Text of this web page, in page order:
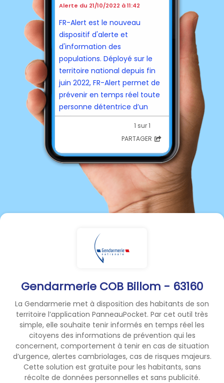
Gendarmerie COB Billom - 63160
La Gendarmerie met à disposition des habitants de son
territoire l’application PanneauPocket. Par cet outil très
simple, elle souhaite tenir informés en temps réel les
citoyens des informations de prévention qui les
concernent, comportement à tenir en cas de situation
d’urgence, alertes cambriolages, cas de risques majeurs.
Cette solution est gratuite pour les habitants, sans
récolte de données personnelles et sans publicité.
Alerte du 21/10/2022 à 11:42
FR-Alert est le nouveau
dispositif d'alerte et
d'information des
populations. Déployé sur le
territoire national depuis fin
juin 2022, FR-Alert permet de
prévenir en temps réel toute
personne détentrice d’un
téléphone portable de sa
une zone de
danger afin de l’informer des
comportements à adopter
pour se protéger.fr
https://www.interieur.gouv.fr/
actualites/actu-du-
ministere/alerter-et-
national-du-dispositif-fr-alert
1 sur 1
PARTAGER